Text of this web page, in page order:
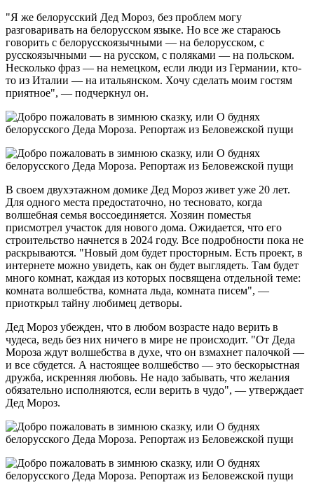
"Я же белорусский Дед Мороз, без проблем могу
разговаривать на белорусском языке. Но все же стараюсь
говорить с белорусскоязычными — на белорусском, с
русскоязычными — на русском, с поляками — на польском.
Несколько фраз — на немецком, если люди из Германии, кто-
то из Италии — на итальянском. Хочу сделать моим гостям
приятное", — подчеркнул он.
В своем двухэтажном домике Дед Мороз живет уже 20 лет.
Для одного места предостаточно, но тесновато, когда
волшебная семья воссоединяется. Хозяин поместья
присмотрел участок для нового дома. Ожидается, что его
строительство начнется в 2024 году. Все подробности пока не
раскрываются. "Новый дом будет просторным. Есть проект, в
интернете можно увидеть, как он будет выглядеть. Там будет
много комнат, каждая из которых посвящена отдельной теме:
комната волшебства, комната льда, комната писем", —
приоткрыл тайну любимец детворы.
Дед Мороз убежден, что в любом возрасте надо верить в
чудеса, ведь без них ничего в мире не происходит. "От Деда
Мороза ждут волшебства в духе, что он взмахнет палочкой —
и все сбудется. А настоящее волшебство — это бескорыстная
дружба, искренняя любовь. Не надо забывать, что желания
обязательно исполняются, если верить в чудо", — утверждает
Дед Мороз.